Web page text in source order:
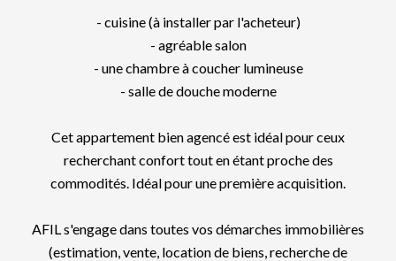
- cuisine (à installer par l'acheteur)
- agréable salon
- une chambre à coucher lumineuse
- salle de douche moderne
Cet appartement bien agencé est idéal pour ceux
recherchant confort tout en étant proche des
commodités. Idéal pour une première acquisition.
AFIL s'engage dans toutes vos démarches immobilières
(estimation, vente, location de biens, recherche de